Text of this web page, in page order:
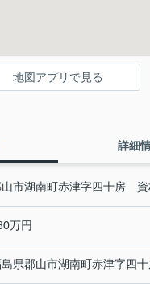
地図アプリで見る
詳細
山市湖南町赤津字四十房 資
万円
県郡山市湖南町赤津字四